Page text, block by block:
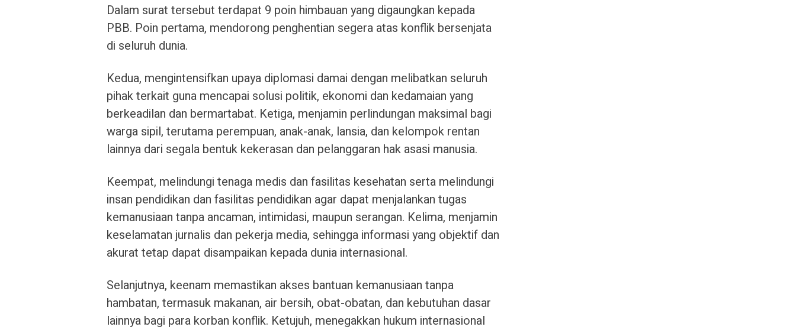
Dalam surat tersebut terdapat 9 poin himbauan yang digaungkan kepada
PBB. Poin pertama, mendorong penghentian segera atas konflik bersenjata
di seluruh dunia.
Kedua, mengintensifkan upaya diplomasi damai dengan melibatkan seluruh
pihak terkait guna mencapai solusi politik, ekonomi dan kedamaian yang
berkeadilan dan bermartabat. Ketiga, menjamin perlindungan maksimal bagi
warga sipil, terutama perempuan, anak-anak, lansia, dan kelompok rentan
lainnya dari segala bentuk kekerasan dan pelanggaran hak asasi manusia.
Keempat, melindungi tenaga medis dan fasilitas kesehatan serta melindungi
insan pendidikan dan fasilitas pendidikan agar dapat menjalankan tugas
kemanusiaan tanpa ancaman, intimidasi, maupun serangan. Kelima, menjamin
keselamatan jurnalis dan pekerja media, sehingga informasi yang objektif dan
akurat tetap dapat disampaikan kepada dunia internasional.
Selanjutnya, keenam memastikan akses bantuan kemanusiaan tanpa
hambatan, termasuk makanan, air bersih, obat-obatan, dan kebutuhan dasar
lainnya bagi para korban konflik. Ketujuh, menegakkan hukum internasional